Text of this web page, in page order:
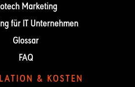
Marketing
für IT Unternehmen
Glossar
FAQ
& KOSTEN